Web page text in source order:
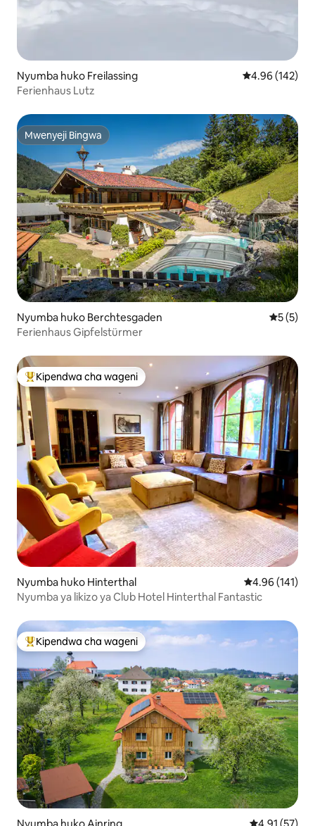
Nyumba huko Freilassing Ukadiriaji wa
4.96 (142)
Ferienhaus Lutz
Mwenyeji Bingwa
Mwenyeji Bingwa
Nyumba huko Berchtesgaden
5 (5)
Ferienhaus Gipfelstürmer
Kipendwa maarufu cha wageni
Kipendwa cha wageni
Nyumba huko Hinterthal Ukadiriaji wa
4.96 (141)
Nyumba ya likizo ya Club Hotel Hinterthal Fantastic
Kipendwa maarufu cha wageni
Kipendwa cha wageni
Nyumba huko Ainring Ukadiriaji wa
4.91 (57)